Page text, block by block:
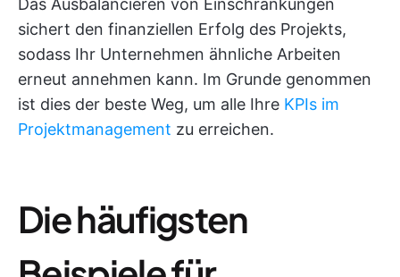
Das Ausbalancieren von Einschränkungen
sichert den finanziellen Erfolg des Projekts,
sodass Ihr Unternehmen ähnliche Arbeiten
erneut annehmen kann. Im Grunde genommen
ist dies der beste Weg, um alle Ihre KPIs im
Projektmanagement zu erreichen.
Die häufigsten